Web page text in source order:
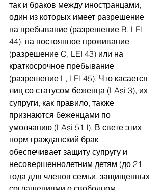
так и браков между иностранцами,
один из которых имеет разрешение
на пребывание (разрешение B, LEI
44), на постоянное проживание
(разрешение C, LEI 43) или на
краткосрочное пребывание
(разрешение L, LEI 45). Что касается
лиц со статусом беженца (LAsi 3), их
супруги, как правило, также
признаются беженцами по
умолчанию (LAsi 51 I). В свете этих
норм гражданский брак
обеспечивает защиту супругу и
несовершеннолетним детям (до 21
года для членов семьи, защищенных